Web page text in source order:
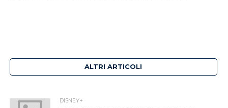
ALTRI ARTICOLI
DISNEY+